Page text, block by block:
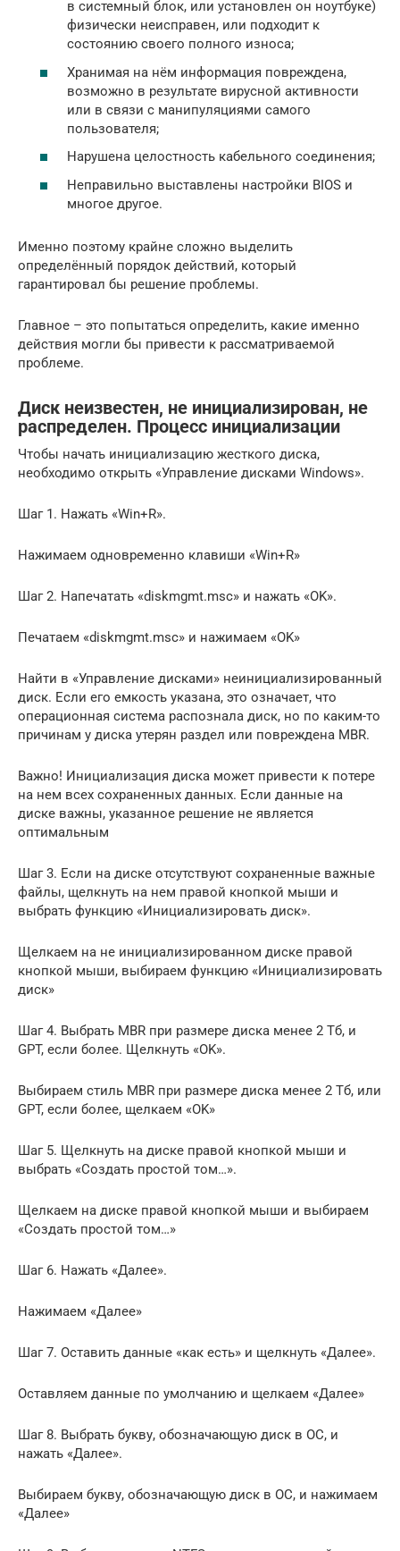
в системный блок, или установлен он ноутбуке)
физически неисправен, или подходит к
состоянию своего полного износа;
Хранимая на нём информация повреждена,
возможно в результате вирусной активности
или в связи с манипуляциями самого
пользователя;
Нарушена целостность кабельного соединения;
Неправильно выставлены настройки BIOS и
многое другое.
Именно поэтому крайне сложно выделить
определённый порядок действий, который
гарантировал бы решение проблемы.
Главное – это попытаться определить, какие именно
действия могли бы привести к рассматриваемой
проблеме.
Диск неизвестен, не инициализирован, не
распределен. Процесс инициализации
Чтобы начать инициализацию жесткого диска,
необходимо открыть «Управление дисками Windows».
Шаг 1. Нажать «Win+R».
Нажимаем одновременно клавиши «Win+R»
Шаг 2. Напечатать «diskmgmt.msc» и нажать «OK».
Печатаем «diskmgmt.msc» и нажимаем «OK»
Найти в «Управление дисками» неинициализированный
диск. Если его емкость указана, это означает, что
операционная система распознала диск, но по каким-то
причинам у диска утерян раздел или повреждена MBR.
Важно! Инициализация диска может привести к потере
на нем всех сохраненных данных. Если данные на
диске важны, указанное решение не является
оптимальным
Шаг 3. Если на диске отсутствуют сохраненные важные
файлы, щелкнуть на нем правой кнопкой мыши и
выбрать функцию «Инициализировать диск».
Щелкаем на не инициализированном диске правой
кнопкой мыши, выбираем функцию «Инициализировать
диск»
Шаг 4. Выбрать MBR при размере диска менее 2 Тб, и
GPT, если более. Щелкнуть «OK».
Выбираем стиль MBR при размере диска менее 2 Тб, или
GPT, если более, щелкаем «OK»
Шаг 5. Щелкнуть на диске правой кнопкой мыши и
выбрать «Создать простой том…».
Щелкаем на диске правой кнопкой мыши и выбираем
«Создать простой том…»
Шаг 6. Нажать «Далее».
Нажимаем «Далее»
Шаг 7. Оставить данные «как есть» и щелкнуть «Далее».
Оставляем данные по умолчанию и щелкаем «Далее»
Шаг 8. Выбрать букву, обозначающую диск в ОС, и
нажать «Далее».
Выбираем букву, обозначающую диск в ОС, и нажимаем
«Далее»